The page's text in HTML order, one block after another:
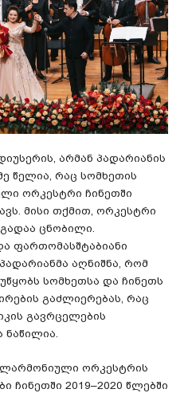
არმან პადარიანის
წელია, რაც სომხეთის
ორკესტრი ჩინეთში
მისი თქმით, ორკესტრი
ცნობილი.
ფართომასშტაბიანი
აღნიშნა, რომ
სომხეთსა და ჩინეთს
გაძლიერებას, რაც
გავრცელების
ორკესტრის
ჩინეთში 2019–2020 წლებში